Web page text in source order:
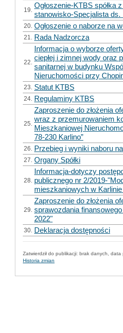
19.
Ogłoszenie-KTBS spółka
stanowisko-Specjalista
20. Ogłoszenie o naborze na
21. Rada Nadzorcza
22.
Informacja o wyborze
ciepłej i zimnej wody oraz
sanitarnej w budynku
Nieruchomości przy
23. Statut KTBS
24. Regulaminy KTBS
25.
Zaproszenie do złożenia
wraz z przemurowaniem
Mieszkaniowej
78-230 Karlino”
26. Przebieg i wyniki naboru
27. Organy Spółki
28.
Informacja-dotyczy
publicznego nr 2/2019-
mieszkaniowych w
29.
Zaproszenie do złożenia
sprawozdania
2022"
30. Deklaracja dostępności
Zatwierdził do publikacji: brak danych, data
Historia zmian